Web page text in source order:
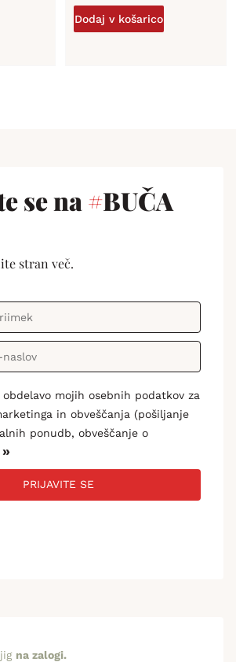
Dodaj v košarico
se na #BUČA
stran več.
obdelavo mojih osebnih podatkov za
in obveščanja (pošiljanje
ponudb, obveščanje o
»
PRIJAVITE SE
na zalogi.